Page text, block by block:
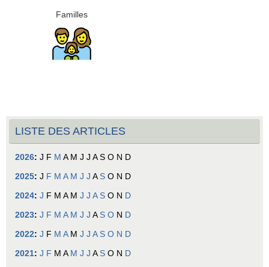
Familles
LISTE DES ARTICLES
2026: J F M A M J J A S O N D
2025: J F M A M J J A S O N D
2024: J F M A M J J A S O N D
2023: J F M A M J J A S O N D
2022: J F M A M J J A S O N D
2021: J F M A M J J A S O N D